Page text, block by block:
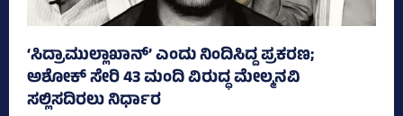
‘ಸಿದ್ರಾಮುಲ್ಲಾಖಾನ್‌’ ಎಂದು ನಿಂದಿಸಿದ್ದ ಪ್ರಕರಣ;
ಅಶೋಕ್‌ ಸೇರಿ 43 ಮಂದಿ ವಿರುದ್ಧ ಮೇಲ್ಮನವಿ
ಸಲ್ಲಿಸದಿರಲು ನಿರ್ಧಾರ